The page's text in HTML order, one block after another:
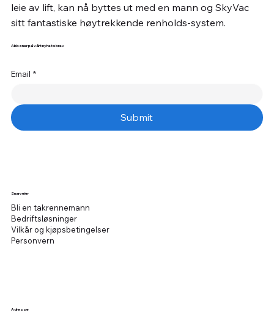
leie av lift, kan nå byttes ut med en mann og SkyVac
sitt fantastiske høytrekkende renholds-system.
Abboner på vårt nyhetsbrev
Email *
Submit
Snarveier
Bli en takrennemann
Bedriftsløsninger
Vilkår og kjøpsbetingelser
Personvern
Adresse